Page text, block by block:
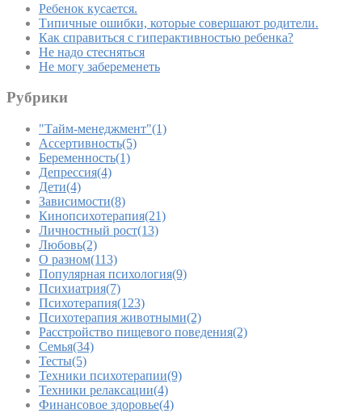
Ребенок кусается.
Типичные ошибки, которые совершают родители.
Как справиться с гиперактивностью ребенка?
Не надо стесняться
Не могу забеременеть
Рубрики
"Тайм-менеджмент"(1)
Ассертивность(5)
Беременность(1)
Депрессия(4)
Дети(4)
Зависимости(8)
Кинопсихотерапия(21)
Личностный рост(13)
Любовь(2)
О разном(113)
Популярная психология(9)
Психиатрия(7)
Психотерапия(123)
Психотерапия животными(2)
Расстройство пищевого поведения(2)
Семья(34)
Тесты(5)
Техники психотерапии(9)
Техники релаксации(4)
Финансовое здоровье(4)